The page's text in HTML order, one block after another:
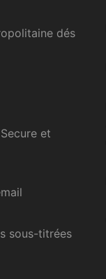
dés
et
sous-titrées